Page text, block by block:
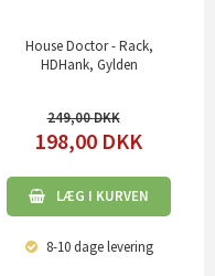
House Doctor - Rack,
HDHank, Gylden
249,00
198,00 DKK
LÆG I KURVEN
8-10 dagelevering